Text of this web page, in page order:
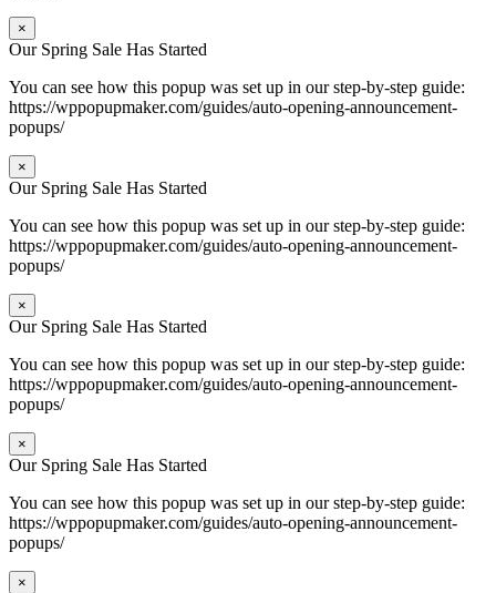
×
Our Spring Sale Has Started
You can see how this popup was set up in our step-by-step guide:
https://wppopupmaker.com/guides/auto-opening-announcement-
popups/
×
Our Spring Sale Has Started
You can see how this popup was set up in our step-by-step guide:
https://wppopupmaker.com/guides/auto-opening-announcement-
popups/
×
Our Spring Sale Has Started
You can see how this popup was set up in our step-by-step guide:
https://wppopupmaker.com/guides/auto-opening-announcement-
popups/
×
Our Spring Sale Has Started
You can see how this popup was set up in our step-by-step guide:
https://wppopupmaker.com/guides/auto-opening-announcement-
popups/
×